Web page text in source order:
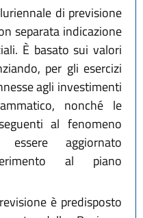
di previsione
separata indicazione
È basato sui valori
per gli esercizi
agli investimenti
nonché le
al fenomeno
aggiornato
al piano
è predisposto